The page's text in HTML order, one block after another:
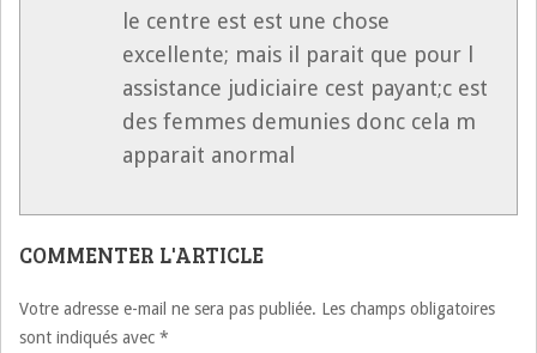
le centre est est une chose
excellente; mais il parait que pour l
assistance judiciaire cest payant;c est
des femmes demunies donc cela m
apparait anormal
COMMENTER L'ARTICLE
Votre adresse e-mail ne sera pas publiée. Les champs obligatoires
sont indiqués avec *